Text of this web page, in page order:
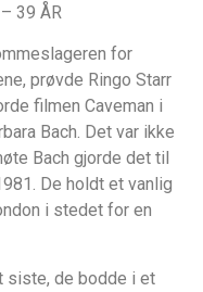
– 39 ÅR
for
prøvde Ringo Starr
filmen Caveman i
Bach. Det var ikke
Bach gjorde det til
De holdt et vanlig
i stedet for en
siste, de bodde i et